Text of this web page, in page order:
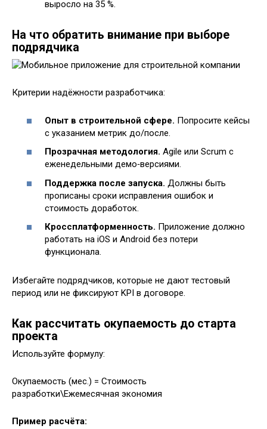
выросло на 35 %.
На что обратить внимание при выборе
подрядчика
Критерии надёжности разработчика:
Опыт в строительной сфере. Попросите кейсы
с указанием метрик до/после.
Прозрачная методология. Agile или Scrum с
еженедельными демо‑версиями.
Поддержка после запуска. Должны быть
прописаны сроки исправления ошибок и
стоимость доработок.
Кроссплатформенность. Приложение должно
работать на iOS и Android без потери
функционала.
Избегайте подрядчиков, которые не дают тестовый
период или не фиксируют KPI в договоре.
Как рассчитать окупаемость до старта
проекта
Используйте формулу:
Окупаемость (мес.) = Стоимость
разработки\Ежемесячная экономия
Пример расчёта: